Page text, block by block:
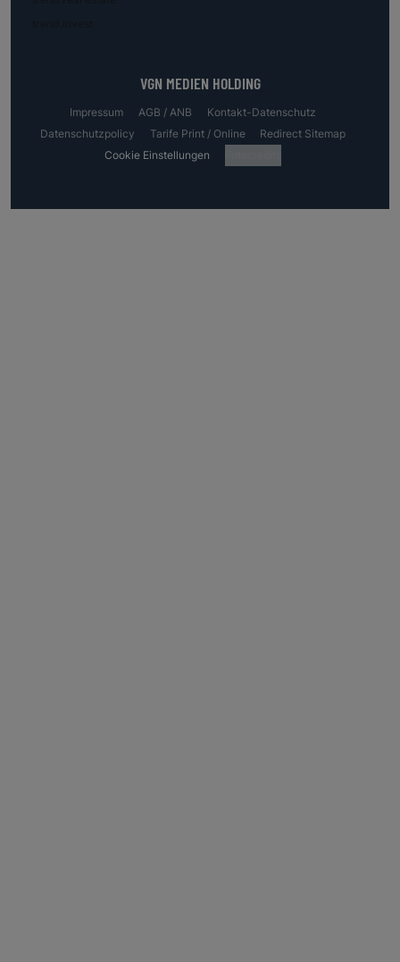
VGN MEDIEN HOLDING
Impressum AGB / ANB
Kontakt-Datenschutz
Datenschutzpolicy
Tarife Print / Online
Redirect Sitemap
Cookie Einstellungen